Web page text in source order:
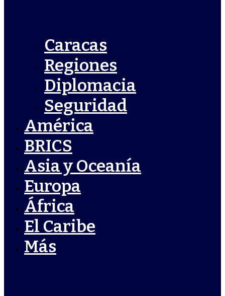
Caracas
Regiones
Diplomacia
Seguridad
América
BRICS
Asia y Oceanía
Europa
África
El Caribe
Más